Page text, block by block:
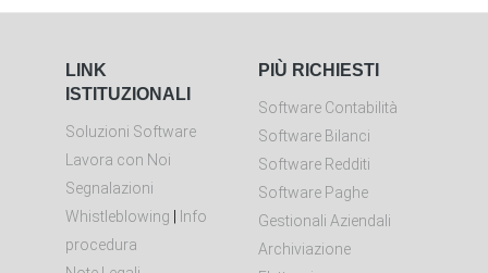
LINK
ISTITUZIONALI
Soluzioni Software
Lavora con Noi
Segnalazioni
Whistleblowing
Info
procedura
PIÙ RICHIESTI
Software Contabilità
Software Bilanci
Software Redditi
Software Paghe
Gestionali Aziendali
Archiviazione